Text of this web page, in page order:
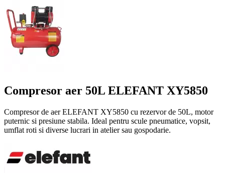
Compresor aer 50L ELEFANT XY5850
Compresor de aer ELEFANT XY5850 cu rezervor de 50L, motor
puternic si presiune stabila. Ideal pentru scule pneumatice, vopsit,
umflat roti si diverse lucrari in atelier sau gospodarie.